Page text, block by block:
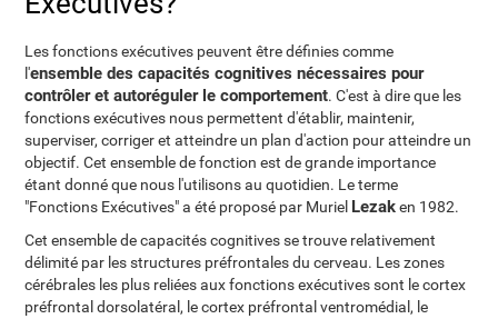
Les fonctions exécutives peuvent être définies comme
l'ensemble des capacités cognitives nécessaires pour
contrôler et autoréguler le comportement. C'est à dire que les
fonctions exécutives nous permettent d'établir, maintenir,
superviser, corriger et atteindre un plan d'action pour atteindre un
objectif. Cet ensemble de fonction est de grande importance
étant donné que nous l'utilisons au quotidien. Le terme
"Fonctions Exécutives" a été proposé par Muriel Lezaken 1982.
Cet ensemble de capacités cognitives se trouve relativement
délimité par les structures préfrontales du cerveau. Les zones
cérébrales les plus reliées aux fonctions exécutives sont le cortex
préfrontal dorsolatéral, le cortex préfrontal ventromédial, le